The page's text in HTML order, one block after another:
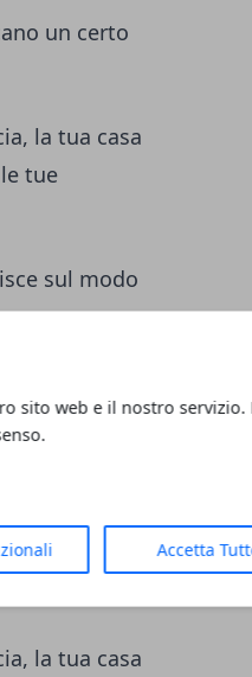
sito web e il nostro servizio.
Accetta
un certo
la tua casa
tue
sul modo
nel
come vuoi
la tua casa